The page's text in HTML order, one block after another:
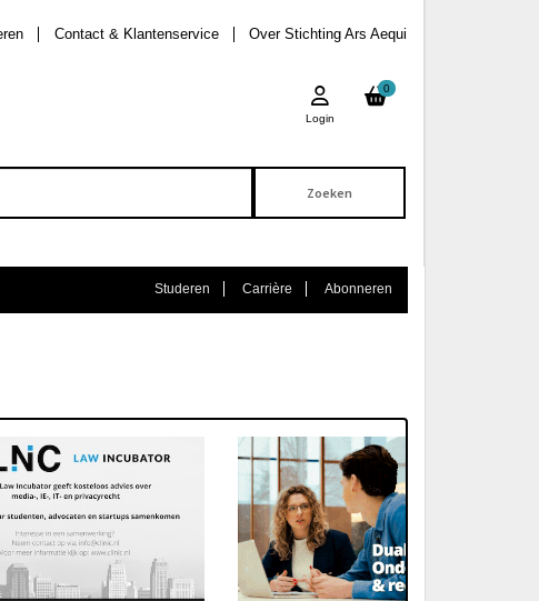
Over Stichting Ars Aequi
Contact & Klantenservice
0
Login
Studeren Carrière Abonneren